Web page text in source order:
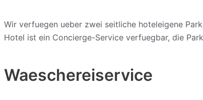
Wir verfuegen ueber zwei seitliche hoteleigene
Hotel ist ein Concierge-Service verfuegbar, die
Waeschereiservice